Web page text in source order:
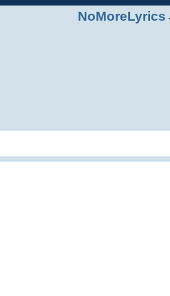
NoMoreLyrics